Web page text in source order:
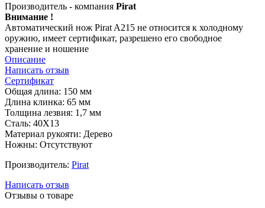
Производитель - компания Pirat
Внимание !
Автоматический нож Pirat A215 не относится к холодному
оружию, имеет сертификат, разрешено его свободное
хранение и ношение
Описание
Написать отзыв
Сертификат
Общая длина: 150 мм
Длина клинка: 65 мм
Толщина лезвия: 1,7 мм
Сталь: 40Х13
Материал рукояти: Дерево
Ножны: Отсутствуют
Производитель: Pirat
Написать отзыв
Отзывы о товаре